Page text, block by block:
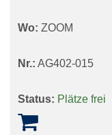
Wo: ZOOM
Nr.: AG402-015
Status: Plätze frei